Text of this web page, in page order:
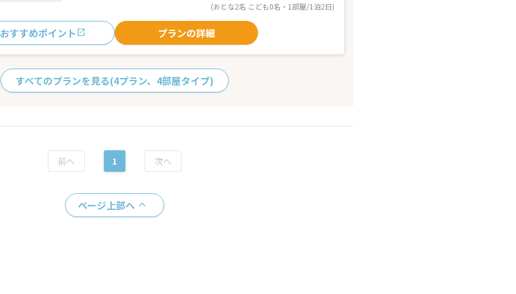
(おとな2名 こども0名・1部屋/1泊2日)
おすすめポイント プランの詳細
すべてのプランを見る(4プラン、4部屋タイプ)
1
ページ上部へ